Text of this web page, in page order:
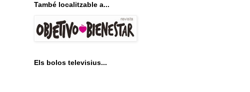
També localitzable a...
Els bolos televisius...